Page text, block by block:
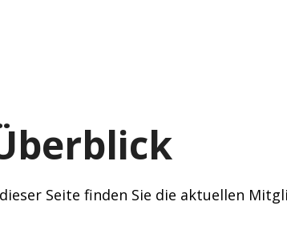
Seite finden Sie die aktuellen